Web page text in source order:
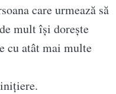
care urmează să
mult își dorește
cu atât mai multe